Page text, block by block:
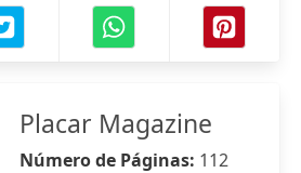
Placar Magazine
Número de Páginas: 112